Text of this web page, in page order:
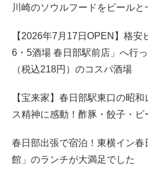
川崎のソウルフードをビールと
【2026年7月17日OPEN】格安
6・5酒場 春日部駅前店」へ行
（税込218円）のコスパ酒場
【宝来家】春日部駅東口の昭
ス精神に感動！酢豚・餃子・ビ
春日部出張で宿泊！東横イン
館」のランチが大満足でした